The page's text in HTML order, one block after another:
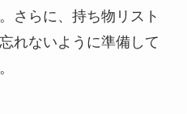
さらに、持ち物リスト
れないように準備して